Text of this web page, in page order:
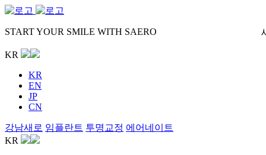
START YOUR SMILE WITH SAERO
KR
KR
EN
JP
CN
강남새로 임플란트 투명교정 에어네이트
KR